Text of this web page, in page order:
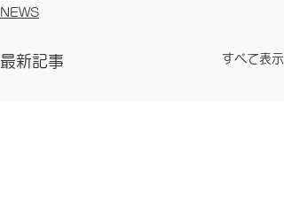
NEWS
最新記事 すべて表示